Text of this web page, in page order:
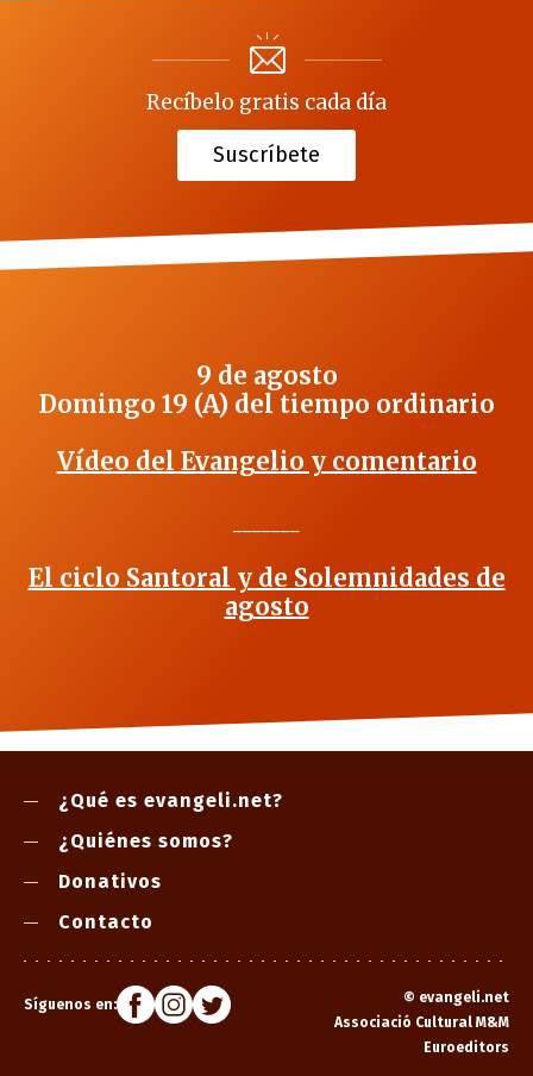
Recíbelo gratis cada día
Suscríbete
9 de agosto
Domingo 19 (A) del tiempo ordinario
Vídeo del Evangelio y comentario
El ciclo Santoral y de Solemnidades de
agosto
¿Qué es evangeli.net?
¿Quiénes somos?
Donativos
Contacto
Síguenos en: © evangeli.net
Associació Cultural M&M
Euroeditors